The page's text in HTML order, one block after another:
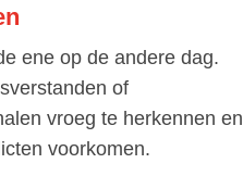
ene op de andere dag.
of
vroeg te herkennen en
voorkomen.